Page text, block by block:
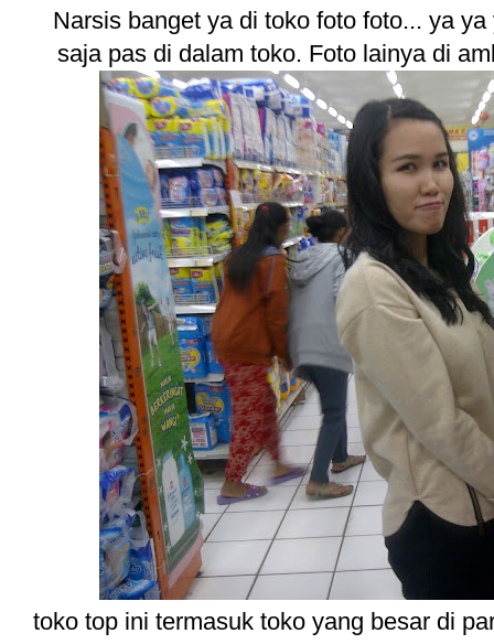
Narsis banget ya di toko foto foto... ya
saja pas di dalam toko. Foto lainya di
toko top ini termasuk toko yang besar di